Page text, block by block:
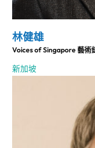
林健雄
Voices of Singapore 藝術
新加坡